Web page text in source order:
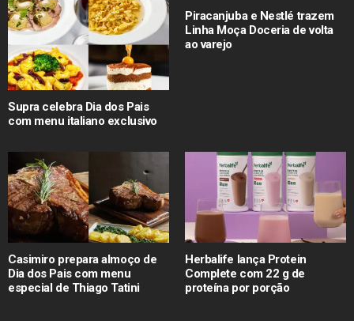
Supra celebra Dia dos Pais
com menu italiano exclusivo
Piracanjuba e Nestlé trazem
Linha Moça Doceria de volta
ao varejo
Casimiro prepara almoço de
Dia dos Pais com menu
especial de Thiago Tatini
Herbalife lança Protein
Complete com 22 g de
proteína por porção